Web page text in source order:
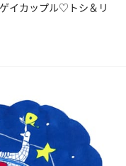
イカップル♡トシ＆リ